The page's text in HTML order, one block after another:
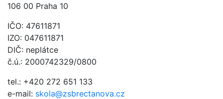
106 00 Praha 10
IČO: 47611871
IZO: 047611871
DIČ: neplátce
č.ú.: 2000742329/0800
tel.: +420 272 651 133
e-mail: skola@zsbrectanova.cz